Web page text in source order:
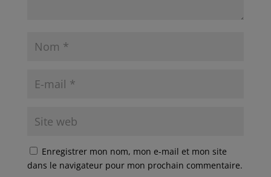
Enregistrer mon nom, mon e-mail et mon site
dans le navigateur pour mon prochain commentaire.